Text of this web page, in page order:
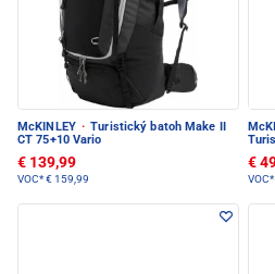
McKINLEY · Turistický batoh Make II
CT 75+10 Vario
€ 139,99
VOC*€ 159,99
€
VOC*